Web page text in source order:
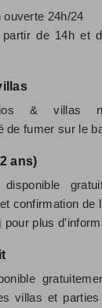
ouverte 24h/24
de 14h et
& villas
de fumer sur le
ans)
confirmation de
pour plus
villas et parties